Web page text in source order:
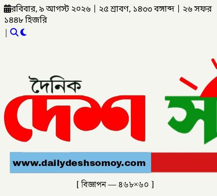
রবিবার, ৯ আগস্ট ২০২৬ ২৫ শ্রাবণ, ১৪৩৩ বঙ্গাব্দ
২৬ সফর
১৪৪৮ হিজরি
|
[ বিজ্ঞাপন — ৪৬৮×৬০ ]